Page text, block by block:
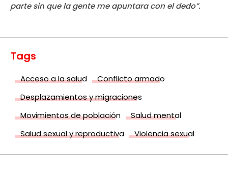
parte sin que la gente me apuntara con el dedo”.
Tags
Acceso a la salud
Conflicto armado
Desplazamientos y migraciones
Movimientos de población
Salud mental
Salud sexual y reproductiva
Violencia sexual